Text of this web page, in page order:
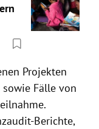
Projekten
Fälle von
Berichte,